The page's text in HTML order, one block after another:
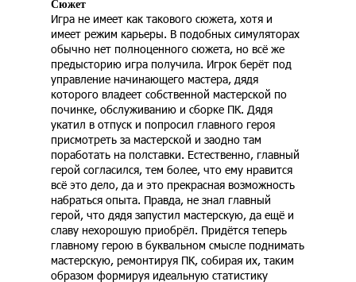
Сюжет
Игра не имеет как такового сюжета, хотя и
имеет режим карьеры. В подобных симуляторах
обычно нет полноценного сюжета, но всё же
предысторию игра получила. Игрок берёт под
управление начинающего мастера, дядя
которого владеет собственной мастерской по
починке, обслуживанию и сборке ПК. Дядя
укатил в отпуск и попросил главного героя
присмотреть за мастерской и заодно там
поработать на полставки. Естественно, главный
герой согласился, тем более, что ему нравится
всё это дело, да и это прекрасная возможность
набраться опыта. Правда, не знал главный
герой, что дядя запустил мастерскую, да ещё и
славу нехорошую приобрёл. Придётся теперь
главному герою в буквальном смысле поднимать
мастерскую, ремонтируя ПК, собирая их, таким
образом формируя идеальную статистику